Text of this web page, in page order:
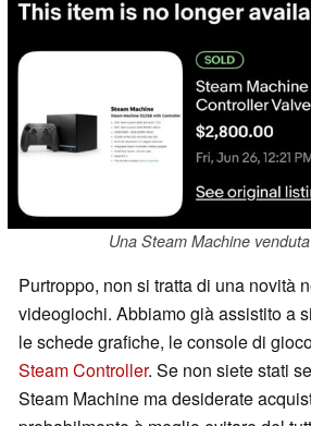
Una Steam Machine
Purtroppo, non si tratta di una novità
videogiochi. Abbiamo già assistito a
le schede grafiche, le console di
Steam Controller. Se non siete stati
Steam Machine ma desiderate